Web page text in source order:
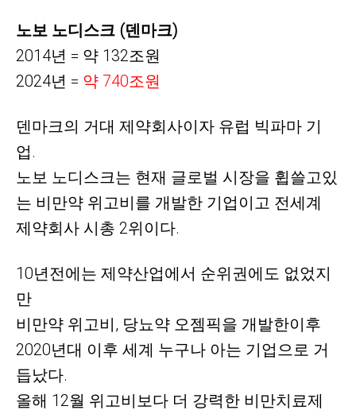
노보 노디스크 (덴마크)
2014년 = 약 132조원
2024년 = 약 740조원
덴마크의 거대 제약회사이자 유럽 빅파마 기
업.
노보 노디스크는 현재 글로벌 시장을 휩쓸고있
는 비만약 위고비를 개발한 기업이고 전세계
제약회사 시총 2위이다.
10년전에는 제약산업에서 순위권에도 없었지
만
비만약 위고비, 당뇨약 오젬픽을 개발한이후
2020년대 이후 세계 누구나 아는 기업으로 거
듭났다.
올해 12월 위고비보다 더 강력한 비만치료제